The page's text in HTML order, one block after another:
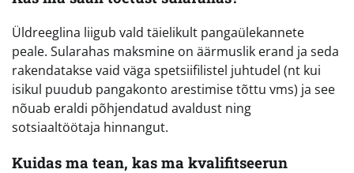
Üldreeglina liigub vald täielikult pangaülekannete
peale. Sularahas maksmine on äärmuslik erand ja seda
rakendatakse vaid väga spetsiifilistel juhtudel (nt kui
isikul puudub pangakonto arestimise tõttu vms) ja see
nõuab eraldi põhjendatud avaldust ning
sotsiaaltöötaja hinnangut.
Kuidas ma tean, kas ma kvalifitseerun